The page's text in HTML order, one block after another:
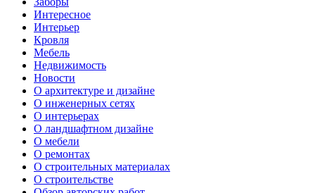
Интересное
Интерьер
Кровля
Мебель
Недвижимость
Новости
О архитектуре и дизайне
О инженерных сетях
О интерьерах
О ландшафтном дизайне
О мебели
О ремонтах
О строительных материалах
О строительстве